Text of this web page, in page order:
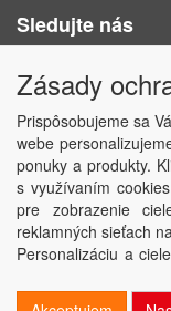
Sledujte nás
Instagram
Copyright ©
Zásady
Prispôsobujeme sa
webe
ponuky a produkty.
s využívaním
pre zobrazenie
reklamných sieťach
Personalizáciu a